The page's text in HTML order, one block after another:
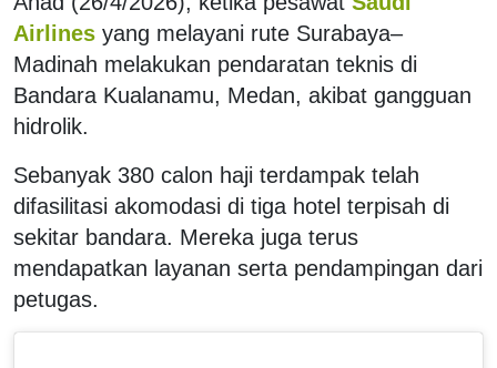
Airlines yang melayani rute Surabaya–
Madinah melakukan pendaratan teknis di
Bandara Kualanamu, Medan, akibat gangguan
hidrolik.
Sebanyak 380 calon haji terdampak telah
difasilitasi akomodasi di tiga hotel terpisah di
sekitar bandara. Mereka juga terus
mendapatkan layanan serta pendampingan dari
petugas.